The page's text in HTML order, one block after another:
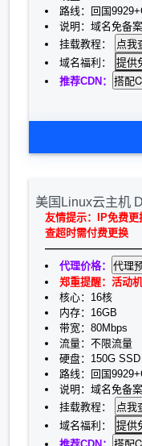
路线：回国
说明：域名免备
挂载教程：
域名福利：
提供
推荐CDN：
美国Linux云主机
友情提示：IP免费更
查超时需付费更换
代理价格：
郑重提醒：活动
核心：16核
内存：16GB
带宽：80Mbps
流量：不限流量
硬盘：150G SSD
路线：回国
说明：域名免备
挂载教程：
域名福利：
提供